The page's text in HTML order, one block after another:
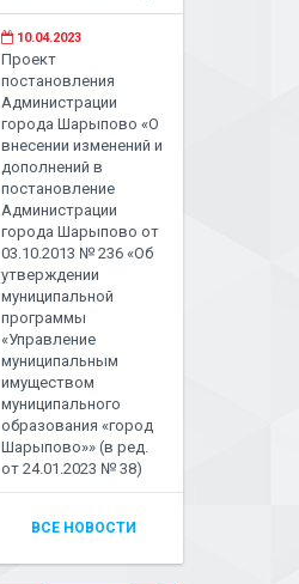
10.04.2023
Проект
постановления
Администрации
города Шарыпово «О
внесении изменений и
дополнений в
постановление
Администрации
города Шарыпово от
03.10.2013 № 236 «Об
утверждении
муниципальной
программы
«Управление
муниципальным
имуществом
муниципального
образования «город
Шарыпово»» (в ред.
от 24.01.2023 № 38)
ВСЕ НОВОСТИ